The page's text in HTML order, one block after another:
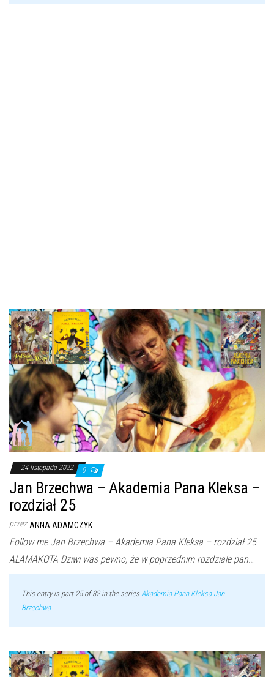
24 listopada 2022 0
Jan Brzechwa – Akademia Pana Kleksa –
rozdział 25
przez ANNA ADAMCZYK
Follow me Jan Brzechwa – Akademia Pana Kleksa – rozdział 25
ALAMAKOTA Dziwi was pewno, że w poprzednim rozdziale pan…
This entry is part 25 of 32 in the seriesAkademia Pana Kleksa Jan
Brzechwa